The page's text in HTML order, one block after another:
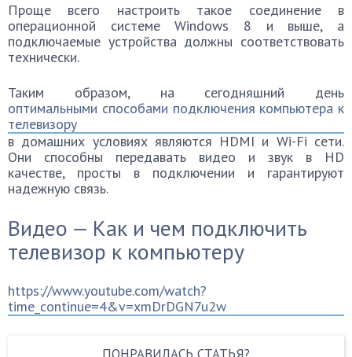
Проще всего настроить такое соединение в
операционной системе Windows 8 и выше, а
подключаемые устройства должны соответствовать
технически.
Таким образом, на сегодняшний день
оптимальными способами подключения компьютера к
телевизору
в домашних условиях являются HDMI и Wi-Fi сети.
Они способны передавать видео и звук в HD
качестве, просты в подключении и гарантируют
надежную связь.
Видео — Как и чем подключить
телевизор к компьютеру
https://www.youtube.com/watch?
time_continue=4&v=xmDrDGN7u2w